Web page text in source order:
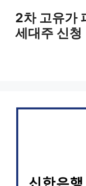
2차 고유가
세대주 신청